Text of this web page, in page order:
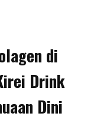
di
Drink
Dini